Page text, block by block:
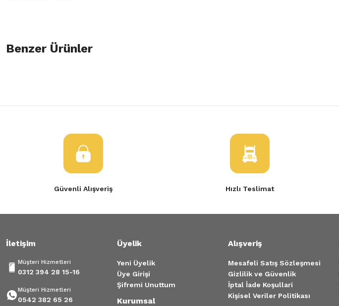
öneri formunu kullanarak tarafımıza iletebilirsiniz.
Bu ürüne benzer farklı alternatifler olmalı.
Gönder
Benzer Ürünler
Güvenli Alışveriş Hızlı Teslimat
İletişim
Müşteri Hizmetleri
0312 394 28 15-16
Müşteri Hizmetleri
0542 382 65 26
Üyelik
Yeni Üyelik
Üye Girişi
Şifremi Unuttum
Kurumsal
Alışveriş
Mesafeli Satış Sözleşmesi
Gizlilik ve Güvenlik
İptal İade Koşullari
Kişisel Veriler Politikası